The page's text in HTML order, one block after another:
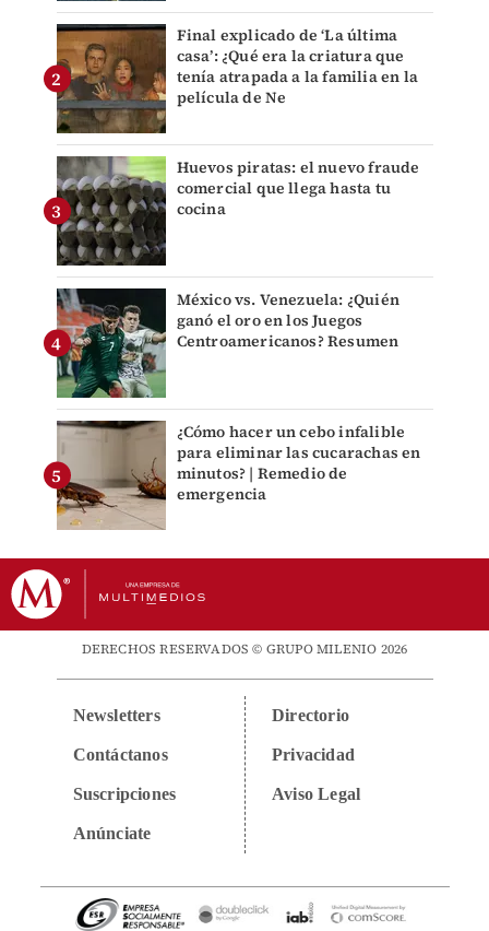
Final explicado de ‘La última
casa’: ¿Qué era la criatura que
tenía atrapada a la familia en la
película de Ne
Huevos piratas: el nuevo fraude
comercial que llega hasta tu
cocina
México vs. Venezuela: ¿Quién
ganó el oro en los Juegos
Centroamericanos? Resumen
¿Cómo hacer un cebo infalible
para eliminar las cucarachas en
minutos? | Remedio de
emergencia
DERECHOS RESERVADOS © GRUPO MILENIO 2026
Newsletters
Contáctanos
Suscripciones
Anúnciate
Directorio
Privacidad
Aviso Legal